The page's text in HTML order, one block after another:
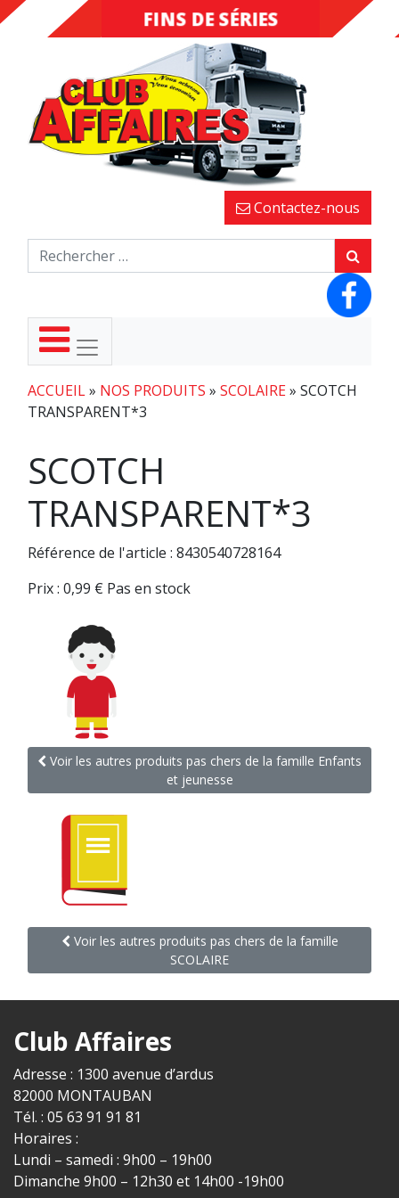
DESTOCKAGE
FINS DE SÉRIES
Contactez-nous
ACCUEIL» NOS PRODUITS » SCOLAIRE» SCOTCH
TRANSPARENT*3
SCOTCH
TRANSPARENT*3
Référence de l'article : 8430540728164
Prix : 0,99 € Pas en stock
Voir les autres produits pas chers de la famille Enfants
et jeunesse
Voir les autres produits pas chers de la famille
SCOLAIRE
Club Affaires
Adresse : 1300 avenue d’ardus
82000 MONTAUBAN
Tél. : 05 63 91 91 81
Horaires :
Lundi – samedi : 9h00 – 19h00
Dimanche 9h00 – 12h30 et 14h00 -19h00